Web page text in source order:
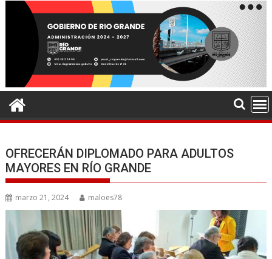
OFRECERÁN DIPLOMADO PARA ADULTOS
MAYORES EN RÍO GRANDE
marzo 21, 2024 maloes78